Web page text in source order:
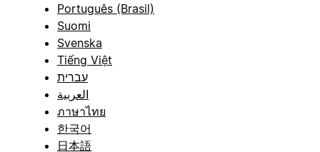
Português (Brasil)
Suomi
Svenska
Tiếng Việt
עברית
العربية
ภาษาไทย
한국어
日本語